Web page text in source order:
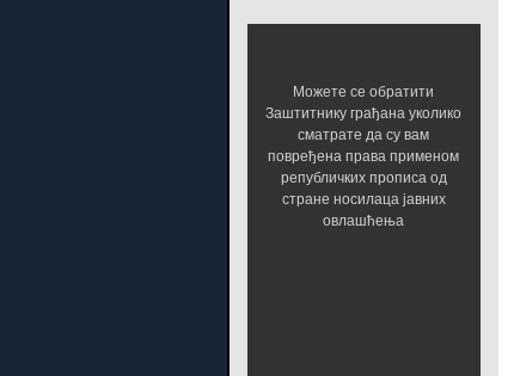
Можете се обратити
Заштитнику грађана уколико
сматрате да су вам
повређена права применом
републичких прописа од
стране носилаца јавних
овлашћења